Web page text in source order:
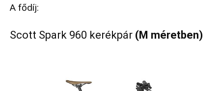
A fődíj:
Scott Spark 960 kerékpár (M méretben)